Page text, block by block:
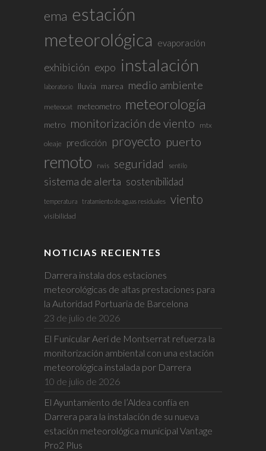
ema estación
meteorológica
evaporación
exhibición expo instalación
laboratorio lluvia marea medio ambiente
meteocat meteometro meteorología
metro monitorización de viento mtx
oleaje predicción proyecto puerto
remoto rwis seguridad sentilo
sistema de alerta sostenibilidad
temperatura tratamiento de aguas residuales viento
visibilidad
NOTICIAS RECIENTES
Darrera instala dos estaciones
meteorológicas de altas prestaciones para
la Autoridad Portuaria de Barcelona
23 de julio de 2026
El Funicular Aeri de Montserrat refuerza la
monitorización ambiental con una estación
meteorológica instalada por Darrera
10 de julio de 2026
El Ayuntamiento de l’Aldea confía en
Darrera para la instalación de su nueva
estación meteorológica municipal Vantage
Pro2 Plus